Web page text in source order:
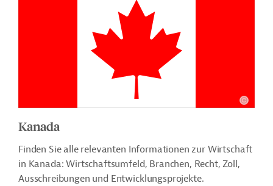
Kanada
Finden Sie alle relevanten Informationen zur Wirtschaft
in Kanada: Wirtschaftsumfeld, Branchen, Recht, Zoll,
Ausschreibungen und Entwicklungsprojekte.